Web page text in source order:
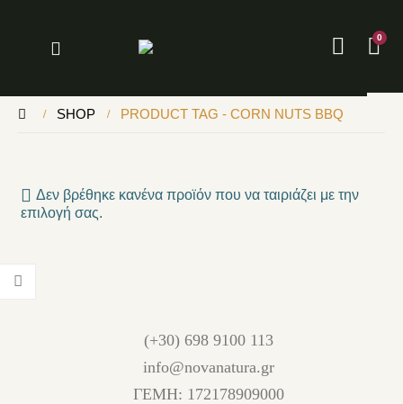
0
SHOP PRODUCT TAG - CORN NUTS BBQ
Δεν βρέθηκε κανένα προϊόν που να ταιριάζει με την
επιλογή σας.
(+30) 698 9100 113
info@novanatura.gr
ΓΕΜΗ: 172178909000